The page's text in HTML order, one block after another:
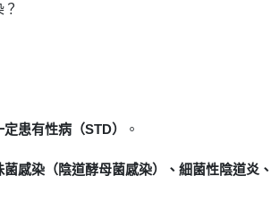
患有性病（STD） 。
菌感染（陰道酵母菌感染）、細菌性陰道炎